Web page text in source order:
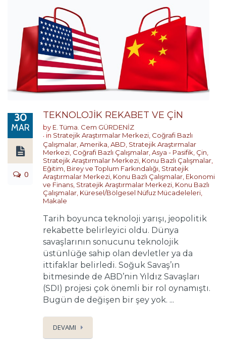
30
MAR
0
TEKNOLOJİK REKABET VE ÇİN
by E. Tüma. Cem GÜRDENİZ
in Stratejik Araştırmalar Merkezi Coğrafi Bazlı
Çalışmalar Amerika ABD Stratejik Araştırmalar
Merkezi Coğrafi Bazlı Çalışmalar Asya - Pasifik Çin
Stratejik Araştırmalar Merkezi Konu Bazlı Çalışmalar
Eğitim, Birey ve Toplum Farkındalığı Stratejik
Araştırmalar Merkezi Konu Bazlı Çalışmalar Ekonomi
ve Finans Stratejik Araştırmalar Merkezi Konu Bazlı
Çalışmalar Küresel/Bölgesel Nüfuz Mücadeleleri
Makale
Tarih boyunca teknoloji yarışı, jeopolitik
rekabette belirleyici oldu. Dünya
savaşlarının sonucunu teknolojik
üstünlüğe sahip olan devletler ya da
ittifaklar belirledi. Soğuk Savaş’ın
bitmesinde de ABD’nin Yıldız Savaşları
(SDI) projesi çok önemli bir rol oynamıştı.
Bugün de değişen bir şey yok. ...
DEVAMI